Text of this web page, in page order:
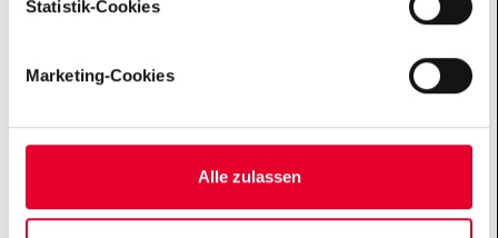
Statistik-Cookies
Marketing-Cookies
Alle zulassen
Wie viele Familien nehmen an der Studie teil?